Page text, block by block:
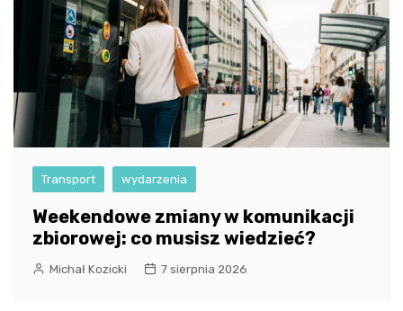
Transport wydarzenia
Weekendowe zmiany w komunikacji
zbiorowej: co musisz wiedzieć?
Michał Kozicki 7 sierpnia 2026